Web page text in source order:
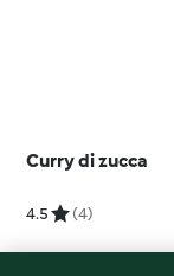
Curry di zucca
4.5 (4)